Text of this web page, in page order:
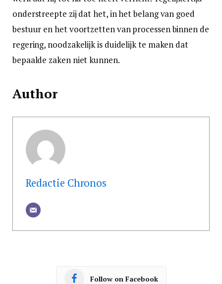
onderstreepte zij dat het, in het belang van goed
bestuur en het voortzetten van processen binnen de
regering, noodzakelijk is duidelijk te maken dat
bepaalde zaken niet kunnen.
Author
Redactie Chronos
Follow on Facebook